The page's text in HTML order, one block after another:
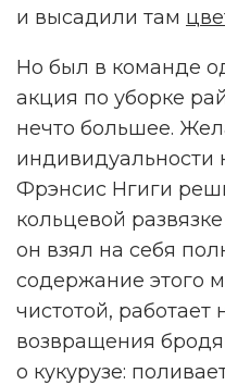
и высадили там
Но был в команде
акция по уборке
нечто большее.
индивидуальности
Фрэнсис Нгиги
кольцевой
он взял на себя
содержание этого
чистотой,
возвращения
о кукурузе: